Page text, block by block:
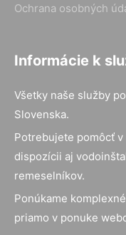
Ochrana osobných
Informácie k
Všetky naše služby
Slovenska.
Potrebujete pomôcť
dispozícii aj
remeselníkov.
Ponúkame
priamo v ponuke